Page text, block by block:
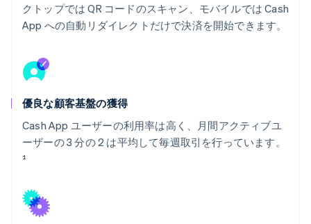
クトップでは QR コードのスキャン、モバイルでは Cash
App への自動リダイレクトだけで決済を開始できます。
優良な顧客基盤の獲得
Cash App ユーザーの利用率は高く、月間アクティブユ
ーザーの 3 分の 2 は平均して毎週取引を行っています。
¹